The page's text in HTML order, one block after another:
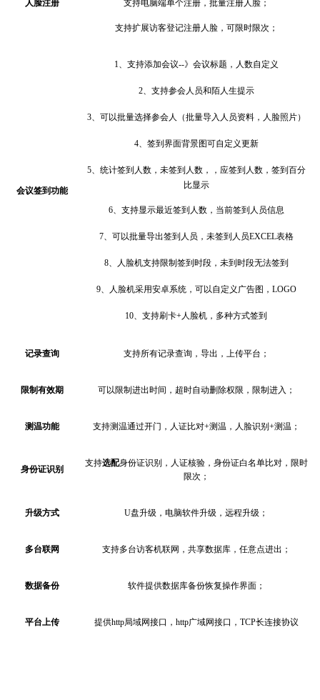
人脸注册 支持电脑端单个注册，批量注册人脸；
支持扩展访客登记注册人脸，可限时限次；
会议签到功能
1、 支持添加会议--》会议标题，人数自定义
2、 支持参会人员和陌人生提示
3、 可以批量选择参会人（批量导入人员资料，人脸照片）
4、 签到界面背景图可自定义更新
5、 统计签到人数，未签到人数，，应签到人数，签到百分
比显示
6、 支持显示最近签到人数，当前签到人员信息
7、 可以批量导出签到人员，未签到人员EXCEL表格
8、 人脸机支持限制签到时段，未到时段无法签到
9、 人脸机采用安卓系统，可以自定义广告图， LOGO
10、 支持刷卡+人脸机，多种方式签到
记录查询 支持所有记录查询，导出，上传平台；
限制有效期 可以限制进出时间，超时自动删除权限，限制进入；
测温功能 支持测温通过开门，人证比对+测温，人脸识别+测温；
身份证识别
支持选配身份证识别，人证核验，身份证白名单比对，限时
限次；
升级方式 U盘升级，电脑软件升级，远程升级；
多台联网 支持多台访客机联网，共享数据库，任意点进出；
数据备份 软件提供数据库备份恢复操作界面；
平台上传 提供http局域网接口，http广域网接口，TCP长连接协议